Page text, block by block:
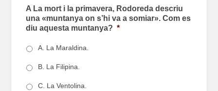
A La mort i la primavera, Rodoreda descriu
una «muntanya on s’hi va a somiar». Com es
diu aquesta muntanya? *
A. La Maraldina.
B. La Filipina.
C. La Ventolina.